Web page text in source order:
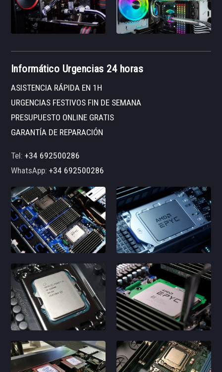
Informático Urgencias 24 horas
ASISTENCIA RÁPIDA EN 1H
URGENCIAS FESTIVOS FIN DE SEMANA
PRESUPUESTO ONLINE GRATIS
GARANTÍA DE REPARACIÓN
Tel:+34 692500286
WhatsApp:+34 692500286